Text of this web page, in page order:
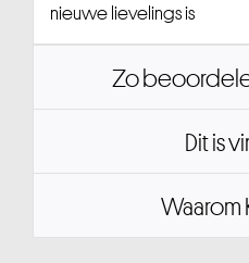
nieuwe lievelings is
Zo
Dit is
Waarom